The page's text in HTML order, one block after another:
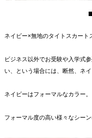
ネイビー×無地のタイトスカート
ビジネス以外でお受験や入学式
い、という場合には、断然、ネ
ネイビーはフォーマルなカラー。
フォーマル度の高い様々なシー